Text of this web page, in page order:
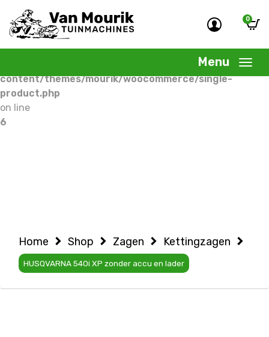
Warning
: Undefined variable $woocommercepage in
/home/allermedia/domains/vanmourik-
content/themes/mourik/woocommerce/single-
product.php
on line
6
0
Menu
Home Shop Zagen Kettingzagen
HUSQVARNA 540i XP zonder accu en lader